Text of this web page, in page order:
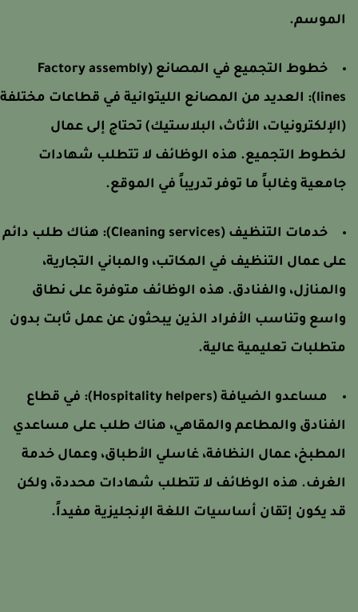
خطوط التجميع في المصانع (Factory assembly
العديد من المصانع الليتوانية في قطاعات مختلفة
الأثاث، البلاستيك) تحتاج إلى عمال
التجميع. هذه الوظائف لا تتطلب شهادات
وغالباً ما توفر تدريباً في الموقع.
خدمات التنظيف (Cleaning services):
هناك طلب دائم
عمال التنظيف في المكاتب، والمباني التجارية،
والفنادق. هذه الوظائف متوفرة على نطاق
وتناسب الأفراد الذين يبحثون عن عمل ثابت بدون
تعليمية عالية.
مساعدو الضيافة (Hospitality helpers):
في قطاع
والمطاعم والمقاهي، هناك طلب على مساعدي
عمال النظافة، غاسلي الأطباق، وعمال خدمة
هذه الوظائف لا تتطلب شهادات محددة، ولكن
يكون إتقان أساسيات اللغة الإنجليزية مفيداً.